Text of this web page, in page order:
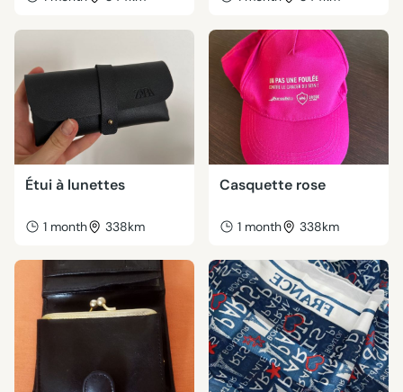
Étui à lunettes
1 month 338km
Casquette rose
1 month 338km